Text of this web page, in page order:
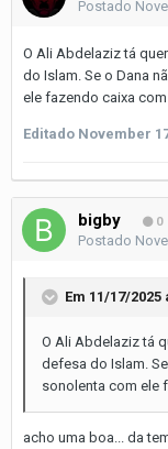
Postado
O Ali Abdelaziz tá
do Islam. Se o Dana
ele fazendo caixa
Editado November
bigby 0
Postado
Em 11/17/2025
O Ali Abdelaziz tá
defesa do Islam.
sonolenta com ele
acho uma boa... da